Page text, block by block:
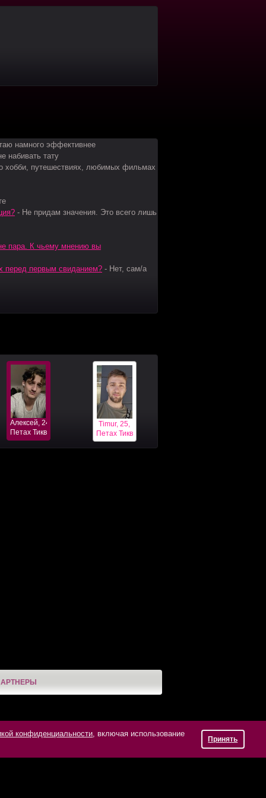
намного эффективнее
набивать тату
хобби, путешествиях, любимых фильмах
- Не придам значения. Это всего лишь
пара. К чьему мнению вы
перед первым свиданием? - Нет, сам/а
Алексей, 24,
Петах Тиква
Timur, 25,
Петах Тиква
конфиденциальности, включая использование
Принять